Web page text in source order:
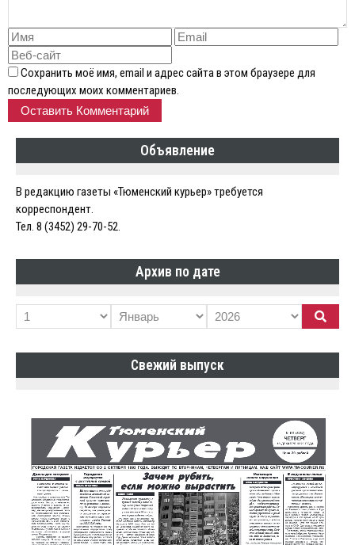
Сохранить моё имя, email и адрес сайта в этом браузере для
последующих моих комментариев.
Объявление
В редакцию газеты «Тюменский курьер» требуется
корреспондент.
Тел. 8 (3452) 29-70-52.
Архив по дате
Свежий выпуск